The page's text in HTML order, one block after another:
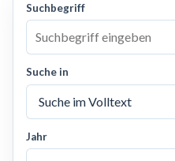
Suchbegriff
Suche in
Jahr